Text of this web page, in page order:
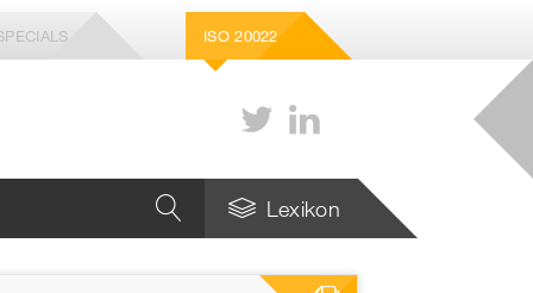
ISO 20022
Lexikon